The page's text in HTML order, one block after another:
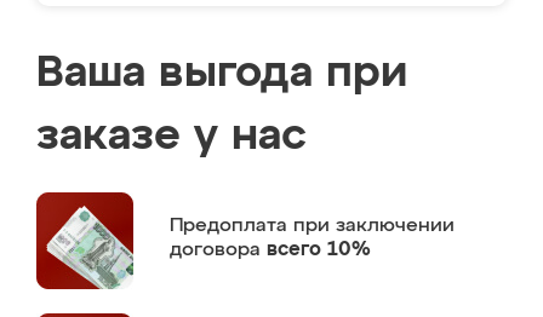
Ваша выгода при
заказе у нас
Предоплата при заключении
договора всего 10%